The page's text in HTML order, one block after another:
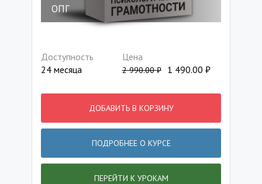
ОПГ
Доступность
24 месяца
Цена
2 990.00₽ 1 490.00 ₽
ДОБАВИТЬ В КОРЗИНУ
ПОДРОБНЕЕ О КУРСЕ
ПЕРЕЙТИ К УРОКАМ